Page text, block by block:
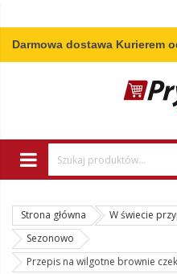
Darmowa dostawa Kurierem
Strona główna
W świecie
Sezonowo
Przepis na wilgotne brownie